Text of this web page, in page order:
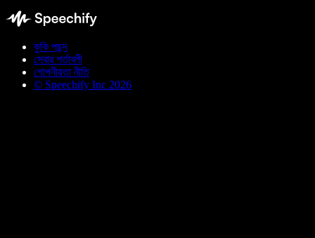
কুকি পছন্দ
সেবার শর্তাবলী
গোপনীয়তা নীতি
© Speechify Inc 2026